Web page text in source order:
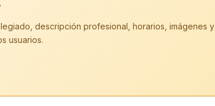
descripción profesional, horarios, imágenes y
usuarios.